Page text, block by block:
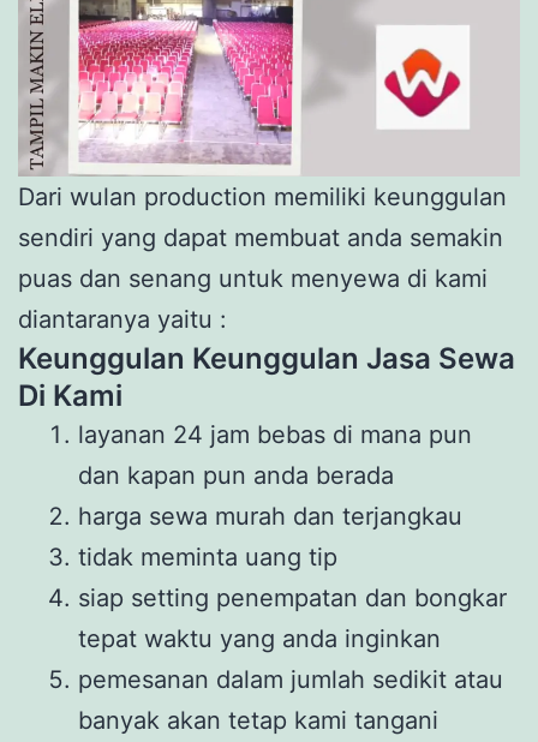
Dari wulan production memiliki keunggulan
sendiri yang dapat membuat anda semakin
puas dan senang untuk menyewa di kami
diantaranya yaitu :
Keunggulan Keunggulan Jasa Sewa
Di Kami
layanan 24 jam bebas di mana pun
dan kapan pun anda berada
harga sewa murah dan terjangkau
tidak meminta uang tip
siap setting penempatan dan bongkar
tepat waktu yang anda inginkan
pemesanan dalam jumlah sedikit atau
banyak akan tetap kami tangani